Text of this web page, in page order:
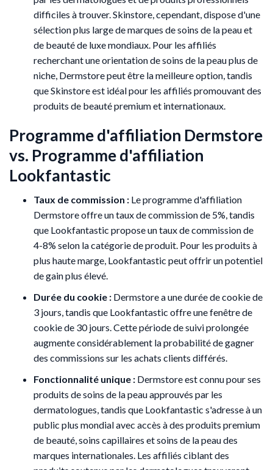
difficiles à trouver. Skinstore, cependant, dispose d'une
sélection plus large de marques de soins de la peau et
de beauté de luxe mondiaux. Pour les affiliés
recherchant une orientation de soins de la peau plus de
niche, Dermstore peut être la meilleure option, tandis
que Skinstore est idéal pour les affiliés promouvant des
produits de beauté premium et internationaux.
Programme d'affiliation Dermstore
vs. Programme d'affiliation
Lookfantastic
Taux de commission : Le programme d'affiliation
Dermstore offre un taux de commission de 5%, tandis
que Lookfantastic propose un taux de commission de
4-8% selon la catégorie de produit. Pour les produits à
plus haute marge, Lookfantastic peut offrir un potentiel
de gain plus élevé.
Durée du cookie : Dermstore a une durée de cookie de
3 jours, tandis que Lookfantastic offre une fenêtre de
cookie de 30 jours. Cette période de suivi prolongée
augmente considérablement la probabilité de gagner
des commissions sur les achats clients différés.
Fonctionnalité unique : Dermstore est connu pour ses
produits de soins de la peau approuvés par les
dermatologues, tandis que Lookfantastic s'adresse à un
public plus mondial avec accès à des produits premium
de beauté, soins capillaires et soins de la peau des
marques internationales. Les affiliés ciblant des